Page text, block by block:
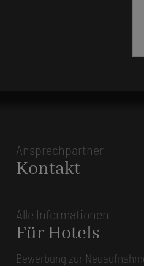
Ansprechpartner
Kontakt
Alle Informationen
Für Hotels
Bewerbung zur